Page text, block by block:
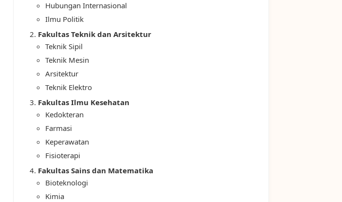
Hubungan Internasional
Ilmu Politik
Fakultas Teknik dan Arsitektur
Teknik Sipil
Teknik Mesin
Arsitektur
Teknik Elektro
Fakultas Ilmu Kesehatan
Kedokteran
Farmasi
Keperawatan
Fisioterapi
Fakultas Sains dan Matematika
Bioteknologi
Kimia